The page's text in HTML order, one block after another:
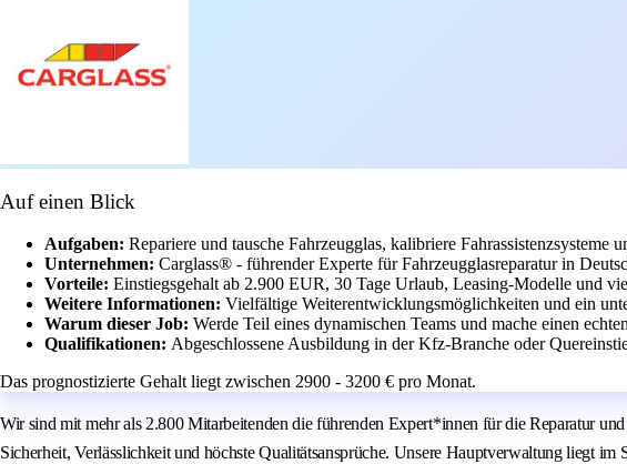
Auf einen Blick
Aufgaben: Repariere und tausche Fahrzeugglas, kalibriere Fahrassistenzsysteme
Unternehmen: Carglass® - führender Experte für Fahrzeugglasreparatur in
Vorteile: Einstiegsgehalt ab 2.900 EUR, 30 Tage Urlaub, Leasing-Modelle und
Weitere Informationen: Vielfältige Weiterentwicklungsmöglichkeiten und ein
Warum dieser Job: Werde Teil eines dynamischen Teams und mache einen
Qualifikationen: Abgeschlossene Ausbildung in der Kfz-Branche oder
Das prognostizierte Gehalt liegt zwischen 2900 - 3200 € pro Monat.
Wir sind mit mehr als 2.800 Mitarbeitenden die führenden Expert*innen für die Reparatur
Sicherheit, Verlässlichkeit und höchste Qualitätsansprüche. Unsere Hauptverwaltung liegt